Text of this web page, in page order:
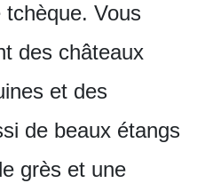
Vous
des châteaux
et des
de beaux étangs
grès et une